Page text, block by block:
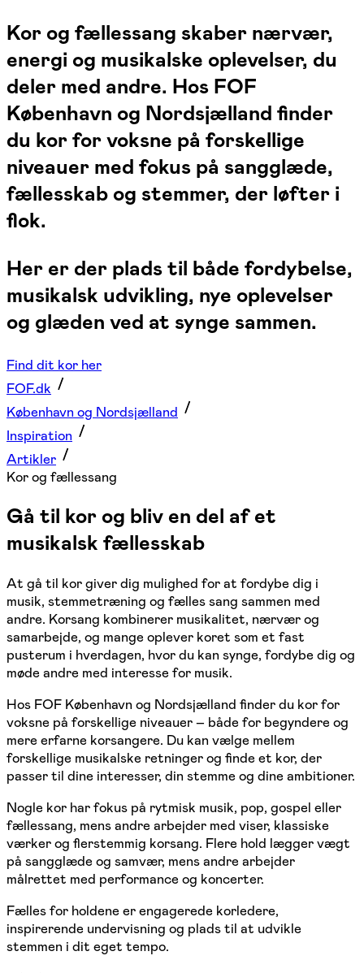
Kor og fællessang skaber nærvær,
energi og musikalske oplevelser, du
deler med andre. Hos FOF
København og Nordsjælland finder
du kor for voksne på forskellige
niveauer med fokus på sangglæde,
fællesskab og stemmer, der løfter i
flok.
Her er der plads til både fordybelse,
musikalsk udvikling, nye oplevelser
og glæden ved at synge sammen.
Find dit kor her
FOF.dk
København og Nordsjælland
Inspiration
Artikler
Kor og fællessang
Gå til kor og bliv en del af et
musikalsk fællesskab
At gå til kor giver dig mulighed for at fordybe dig i
musik, stemmetræning og fælles sang sammen med
andre. Korsang kombinerer musikalitet, nærvær og
samarbejde, og mange oplever koret som et fast
pusterum i hverdagen, hvor du kan synge, fordybe dig og
møde andre med interesse for musik.
Hos FOF København og Nordsjælland finder du kor for
voksne på forskellige niveauer – både for begyndere og
mere erfarne korsangere. Du kan vælge mellem
forskellige musikalske retninger og finde et kor, der
passer til dine interesser, din stemme og dine ambitioner.
Nogle kor har fokus på rytmisk musik, pop, gospel eller
fællessang, mens andre arbejder med viser, klassiske
værker og flerstemmig korsang. Flere hold lægger vægt
på sangglæde og samvær, mens andre arbejder
målrettet med performance og koncerter.
Fælles for holdene er engagerede korledere,
inspirerende undervisning og plads til at udvikle
stemmen i dit eget tempo.